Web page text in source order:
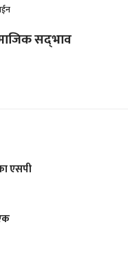
सद्‌भाव
एसपी